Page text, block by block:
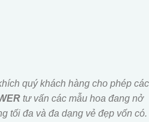
quý khách hàng cho phép các
tư vấn các mẫu hoa đang nở
tối đa và đa dạng vẻ đẹp vốn có.